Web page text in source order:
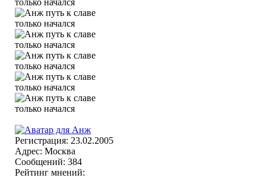
Регистрация: 23.02.2005
Адрес: Москва
Сообщений: 384
Рейтинг мнений: